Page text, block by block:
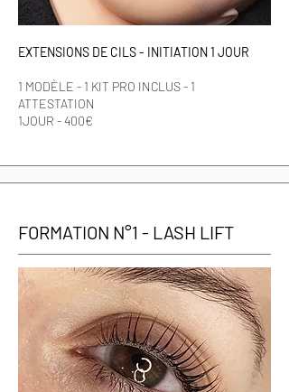
EXTENSIONS DE CILS - INITIATION 1 JOUR
1 MODÈLE - 1 KIT PRO INCLUS - 1
ATTESTATION​
1JOUR - 400€
FORMATION N°1 - LASH LIFT